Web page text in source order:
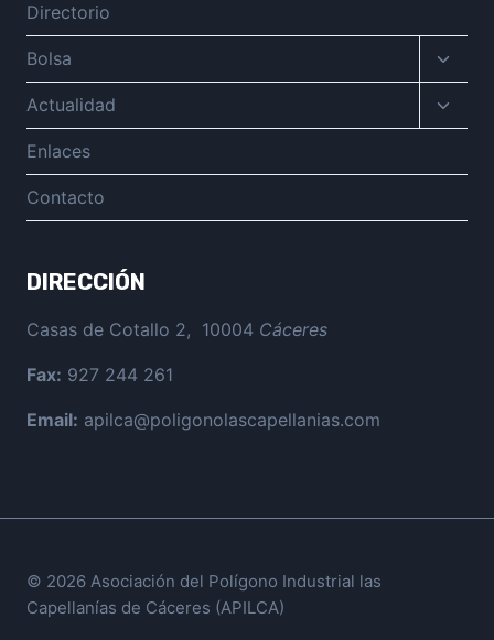
Directorio
Bolsa
menú
hijo
Actualidad
menú
Enlaces
Contacto
DIRECCIÓN
Casas de Cotallo 2, 10004 Cáceres
Fax: 927 244 261
Email: apilca@poligonolascapellanias.com
© 2026 Asociación del Polígono Industrial las
Capellanías de Cáceres (APILCA)